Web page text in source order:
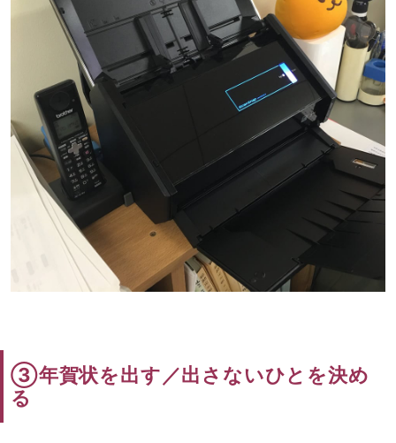
③年賀状を出す／出さないひとを決め
る